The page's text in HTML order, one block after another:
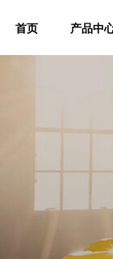
首页 产品中